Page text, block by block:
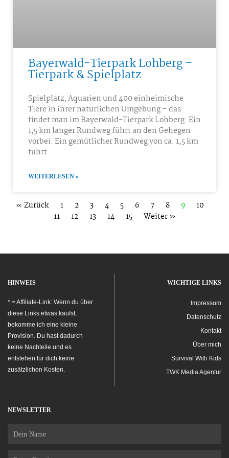
Bayerwald-Tierpark Lohberg –
Tierpark & Spielplatz
Spielplatz, Aquarien und 400 einheimische
Tiere in ihrer natürlichen Umgebung – das
findet man im Bayerwald-Tierpark Lohberg. Ein
1,5 km langer Rundweg führt an den Gehegen
vorbei. Ein gemütlicher Rundweg von ca. 1,5 km
führt
WEITERLESEN »
« Zurück 1 2 3 4 5 6 7 8 9
10
11
12 13 14 15 Weiter »
HINWEIS
* = Affiliate-Link: Wenn du über
diese Links etwas kaufst,
bekomme ich eine kleine
Provision. Du hast dadurch
keine Nachteile und es
entstehen für dich keine
zusätzlichen Kosten.
WICHTIGE LINKS
Impressum
Datenschutz
Kontakt
Über mich
Survival With Kids
TWK Media Agentur
NEWSLETTER